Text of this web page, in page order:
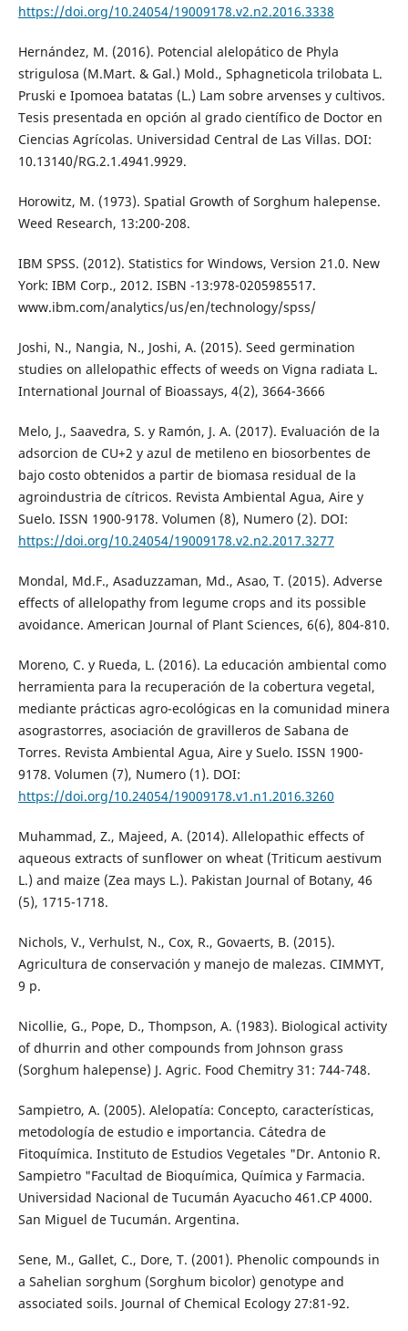
https://doi.org/10.24054/19009178.v2.n2.2016.3338
Hernández, M. (2016). Potencial alelopático de Phyla
strigulosa (M.Mart. & Gal.) Mold., Sphagneticola trilobata L.
Pruski e Ipomoea batatas (L.) Lam sobre arvenses y cultivos.
Tesis presentada en opción al grado científico de Doctor en
Ciencias Agrícolas. Universidad Central de Las Villas. DOI:
10.13140/RG.2.1.4941.9929.
Horowitz, M. (1973). Spatial Growth of Sorghum halepense.
Weed Research, 13:200-208.
IBM SPSS. (2012). Statistics for Windows, Version 21.0. New
York: IBM Corp., 2012. ISBN -13:978-0205985517.
www.ibm.com/analytics/us/en/technology/spss/
Joshi, N., Nangia, N., Joshi, A. (2015). Seed germination
studies on allelopathic effects of weeds on Vigna radiata L.
International Journal of Bioassays, 4(2), 3664-3666
Melo, J., Saavedra, S. y Ramón, J. A. (2017). Evaluación de la
adsorcion de CU+2 y azul de metileno en biosorbentes de
bajo costo obtenidos a partir de biomasa residual de la
agroindustria de cítricos. Revista Ambiental Agua, Aire y
Suelo. ISSN 1900-9178. Volumen (8), Numero (2). DOI:
https://doi.org/10.24054/19009178.v2.n2.2017.3277
Mondal, Md.F., Asaduzzaman, Md., Asao, T. (2015). Adverse
effects of allelopathy from legume crops and its possible
avoidance. American Journal of Plant Sciences, 6(6), 804-810.
Moreno, C. y Rueda, L. (2016). La educación ambiental como
herramienta para la recuperación de la cobertura vegetal,
mediante prácticas agro-ecológicas en la comunidad minera
asograstorres, asociación de gravilleros de Sabana de
Torres. Revista Ambiental Agua, Aire y Suelo. ISSN 1900-
9178. Volumen (7), Numero (1). DOI:
https://doi.org/10.24054/19009178.v1.n1.2016.3260
Muhammad, Z., Majeed, A. (2014). Allelopathic effects of
aqueous extracts of sunflower on wheat (Triticum aestivum
L.) and maize (Zea mays L.). Pakistan Journal of Botany, 46
(5), 1715-1718.
Nichols, V., Verhulst, N., Cox, R., Govaerts, B. (2015).
Agricultura de conservación y manejo de malezas. CIMMYT,
9 p.
Nicollie, G., Pope, D., Thompson, A. (1983). Biological activity
of dhurrin and other compounds from Johnson grass
(Sorghum halepense) J. Agric. Food Chemitry 31: 744-748.
Sampietro, A. (2005). Alelopatía: Concepto, características,
metodología de estudio e importancia. Cátedra de
Fitoquímica. Instituto de Estudios Vegetales "Dr. Antonio R.
Sampietro "Facultad de Bioquímica, Química y Farmacia.
Universidad Nacional de Tucumán Ayacucho 461.CP 4000.
San Miguel de Tucumán. Argentina.
Sene, M., Gallet, C., Dore, T. (2001). Phenolic compounds in
a Sahelian sorghum (Sorghum bicolor) genotype and
associated soils. Journal of Chemical Ecology 27:81-92.